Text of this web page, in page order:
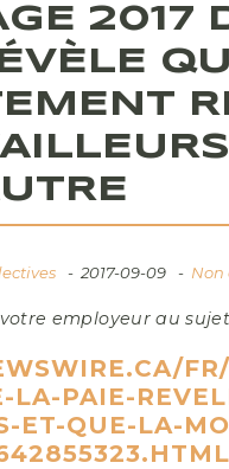
2017
2017-09-09 Non
employeur au
LA-PAIE-
ET-QUE-LA-